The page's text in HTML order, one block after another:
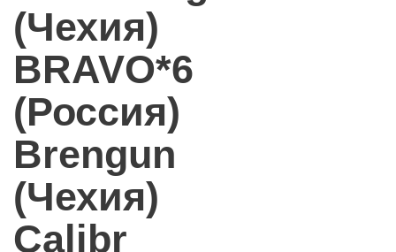
(Чехия)
BRAVO*6
(Россия)
Brengun
(Чехия)
Calibr